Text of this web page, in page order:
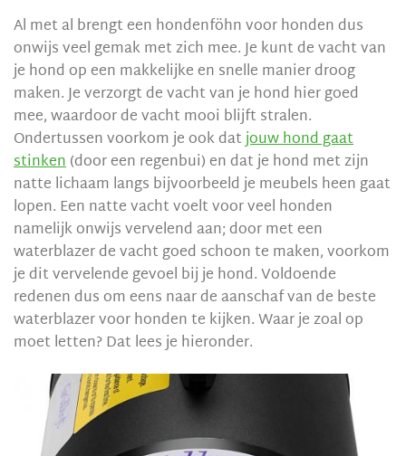
Al met al brengt een hondenföhn voor honden dus
onwijs veel gemak met zich mee. Je kunt de vacht van
je hond op een makkelijke en snelle manier droog
maken. Je verzorgt de vacht van je hond hier goed
mee, waardoor de vacht mooi blijft stralen.
Ondertussen voorkom je ook datjouw hond gaat
stinken(door een regenbui) en dat je hond met zijn
natte lichaam langs bijvoorbeeld je meubels heen gaat
lopen. Een natte vacht voelt voor veel honden
namelijk onwijs vervelend aan; door met een
waterblazer de vacht goed schoon te maken, voorkom
je dit vervelende gevoel bij je hond. Voldoende
redenen dus om eens naar de aanschaf van de beste
waterblazer voor honden te kijken. Waar je zoal op
moet letten? Dat lees je hieronder.